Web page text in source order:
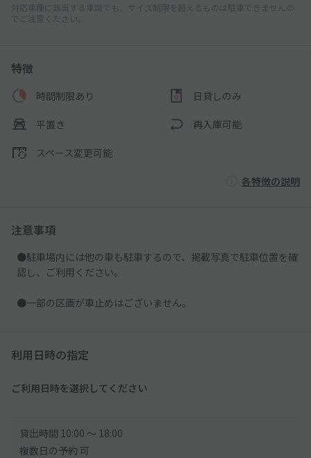
対応車種に該当する車両でも、サイズ制限を超えるものは駐車できませんの
でご注意ください。
特徴
時間制限あり 日貸しのみ
平置き 再入庫可能
スペース変更可能
各特徴の説明
注意事項
●駐車場内には他の車も駐車するので、掲載写真で駐車位置を確
認し、ご利用ください。
●一部の区画が車止めはございません。
利用日時の指定
ご利用日時を選択してください
貸出時間 10:00 〜 18:00
複数日の予約 可